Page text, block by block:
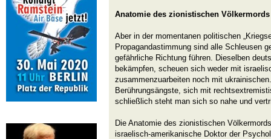
Anatomie des zionistischen Völkermords
Aber in der momentanen politischen
Propagandastimmung sind alle Schleusen
gefährliche Richtung führen. Dieselben
bekämpfen, scheuen sich weder mit
zusammenzuarbeiten noch mit
Berührungsängste, sich mit
schließlich steht man sich so nahe und
Die Anatomie des zionistischen
israelisch-amerikanische Doktor der